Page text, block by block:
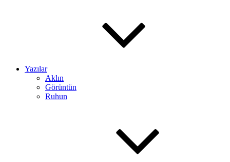
Yazılar
Aklın
Görüntün
Ruhun